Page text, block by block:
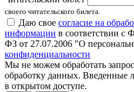
своего читательского билета.
Даю свое согласие на
информации в соответствии с
ФЗ от 27.07.2006 "О
конфиденциальности
Мы не можем обработать
обработку данных. Введенные
в открытом доступе.